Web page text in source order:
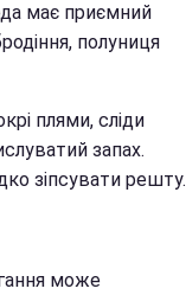
має приємний
полуниця
плями, сліди
запах.
зіпсувати решту.
може